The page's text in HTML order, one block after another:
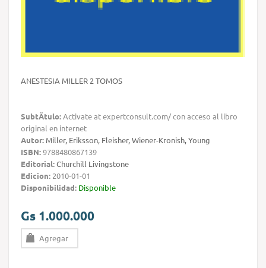
ANESTESIA MILLER 2 TOMOS
SubtÃ­tulo:Activate at expertconsult.com/ con acceso al libro
original en internet
Autor: Miller, Eriksson, Fleisher, Wiener-Kronish, Young
ISBN:9788480867139
Editorial:Churchill Livingstone
Edicion: 2010-01-01
Disponibilidad: Disponible
Gs 1.000.000
Agregar